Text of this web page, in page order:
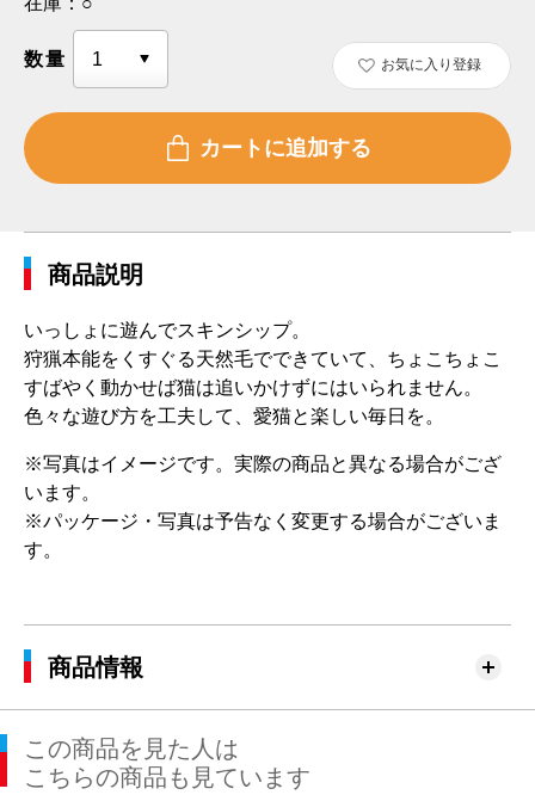
数量 お気に入り登録
商品説明
いっしょに遊んでスキンシップ。
狩猟本能をくすぐる天然毛でできていて、ちょこちょこ
すばやく動かせば猫は追いかけずにはいられません。
色々な遊び方を工夫して、愛猫と楽しい毎日を。
※写真はイメージです。実際の商品と異なる場合がござ
います。
※パッケージ・写真は予告なく変更する場合がございま
す。
商品情報
この商品を見た人は
こちらの商品も見ています